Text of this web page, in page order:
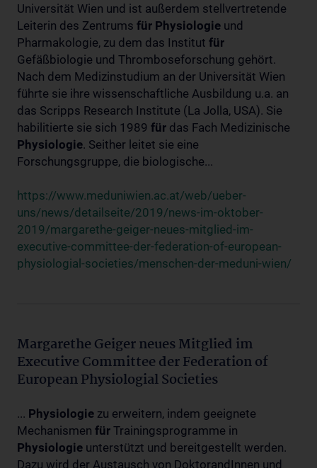
Universität Wien und ist außerdem stellvertretende
Leiterin des Zentrums für Physiologie und
Pharmakologie, zu dem das Institut für
Gefäßbiologie und Thromboseforschung gehört.
Nach dem Medizinstudium an der Universität Wien
führte sie ihre wissenschaftliche Ausbildung u.a. an
das Scripps Research Institute (La Jolla, USA). Sie
habilitierte sie sich 1989 für das Fach Medizinische
Physiologie. Seither leitet sie eine
Forschungsgruppe, die biologische...
https://www.meduniwien.ac.at/web/ueber-
uns/news/detailseite/2019/news-im-oktober-
2019/margarethe-geiger-neues-mitglied-im-
executive-committee-der-federation-of-european-
physiologial-societies/menschen-der-meduni-wien/
Margarethe Geiger neues Mitglied im
Executive Committee der Federation of
European Physiologial Societies
... Physiologie zu erweitern, indem geeignete
Mechanismen für Trainingsprogramme in
Physiologie unterstützt und bereitgestellt werden.
Dazu wird der Austausch von DoktorandInnen und